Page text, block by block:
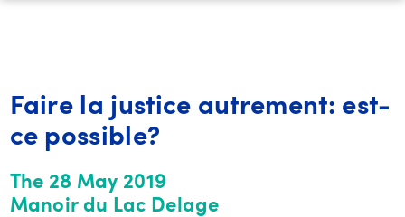
Faire la justice autrement: est-
ce possible?
The 28 May 2019
Manoir du Lac Delage